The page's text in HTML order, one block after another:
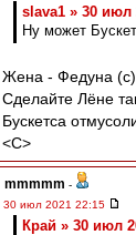
slava1 » 30 июл
Ну может
Жена - Федуна
Сделайте Лёне
Бускетса
<C>
mmmmm -
30 июл 2021 22:15
Край » 30 июл